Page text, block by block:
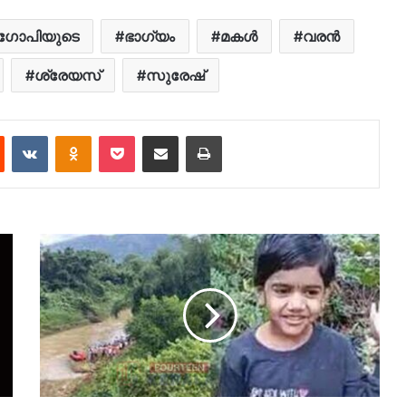
ഭാഗ്യം മകൾ വരൻ
ശ്രേയസ് സുരേഷ്
Reddit VKontakteOdnoklassniki
Pocket Share via Email Print